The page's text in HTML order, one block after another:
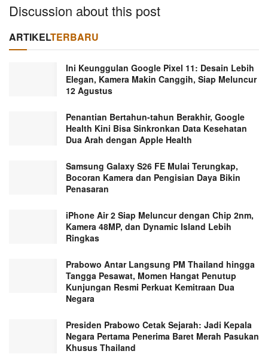
Discussion about this post
ARTIKELTERBARU
Ini Keunggulan Google Pixel 11: Desain Lebih
Elegan, Kamera Makin Canggih, Siap Meluncur
12 Agustus
Penantian Bertahun-tahun Berakhir, Google
Health Kini Bisa Sinkronkan Data Kesehatan
Dua Arah dengan Apple Health
Samsung Galaxy S26 FE Mulai Terungkap,
Bocoran Kamera dan Pengisian Daya Bikin
Penasaran
iPhone Air 2 Siap Meluncur dengan Chip 2nm,
Kamera 48MP, dan Dynamic Island Lebih
Ringkas
Prabowo Antar Langsung PM Thailand hingga
Tangga Pesawat, Momen Hangat Penutup
Kunjungan Resmi Perkuat Kemitraan Dua
Negara
Presiden Prabowo Cetak Sejarah: Jadi Kepala
Negara Pertama Penerima Baret Merah Pasukan
Khusus Thailand